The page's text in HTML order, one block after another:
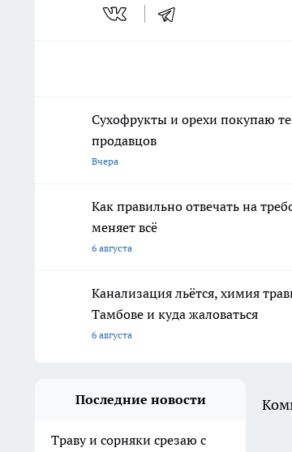
Сухофрукты и орехи покупаю
продавцов
Вчера
Как правильно отвечать на
меняет всё
6 августа
Канализация льётся, химия
Тамбове и куда жаловаться
6 августа
Последние новости
Траву и сорняки срезаю с